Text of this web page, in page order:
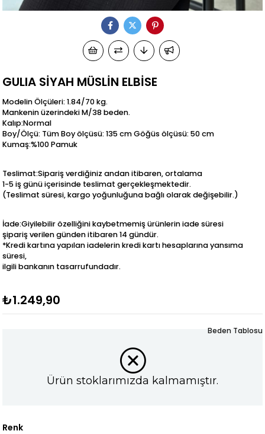
GULIA SİYAH MÜSLİN ELBİSE
Modelin Ölçüleri: 1.84/70 kg.
Mankenin üzerindeki M/38 beden.
Kalıp:Normal
Boy/Ölçü: Tüm Boy ölçüsü: 135 cm Göğüs ölçüsü: 50 cm
Kumaş:%100 Pamuk
Teslimat:Sipariş verdiğiniz andan itibaren, ortalama
1-5 iş günü içerisinde teslimat gerçekleşmektedir.
(Teslimat süresi, kargo yoğunluğuna bağlı olarak değişebilir.)
İade:Giyilebilir özelliğini kaybetmemiş ürünlerin iade süresi
şipariş verilen günden itibaren 14 gündür.
*Kredi kartına yapılan iadelerin kredi kartı hesaplarına yansıma
süresi,
ilgili bankanın tasarrufundadır.
₺1.249,90
Ürün stoklarımızda kalmamıştır.
Renk
Beden Tablosu